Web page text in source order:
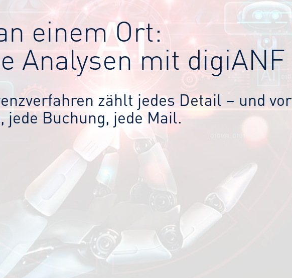
einem Ort:
Analysen mit digiANF
zählt jedes Detail – und vor
Buchung, jede Mail.